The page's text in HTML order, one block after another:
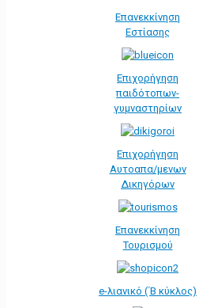
Επανεκκίνηση
Εστίασης
Επιχορήγηση
παιδότοπων-
γυμναστηρίων
Επιχορήγηση
Αυτοαπα/μενων
Δικηγόρων
Επανεκκίνηση
Τουρισμού
e-λιανικό (΄Β κύκλος)